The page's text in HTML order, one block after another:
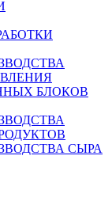
БЛОКОВ
СЫРА